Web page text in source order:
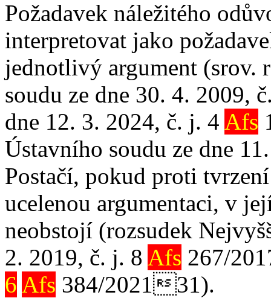
Požadavek náležitého
interpretovat jako
jednotlivý argument (srov.
soudu ze dne 30. 4. 2009,
dne 12. 3. 2024, č. j. 4 Afs
Ústavního soudu ze dne
Postačí, pokud proti
ucelenou argumentaci, v
neobstojí (rozsudek
2. 2019, č. j. 8 Afs 267/
6 Afs 384/202131).